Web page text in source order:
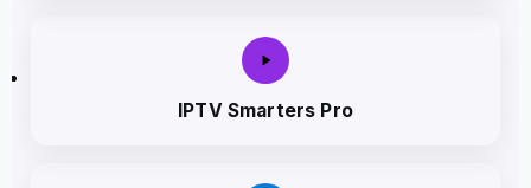
IPTV Smarters Pro